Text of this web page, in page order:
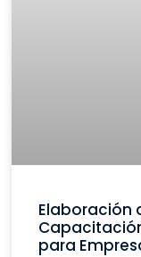
Elaboración
para